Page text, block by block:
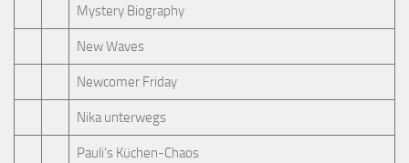
Mystery Biography
New Waves
Newcomer Friday
Nika unterwegs
Pauli's Küchen-Chaos